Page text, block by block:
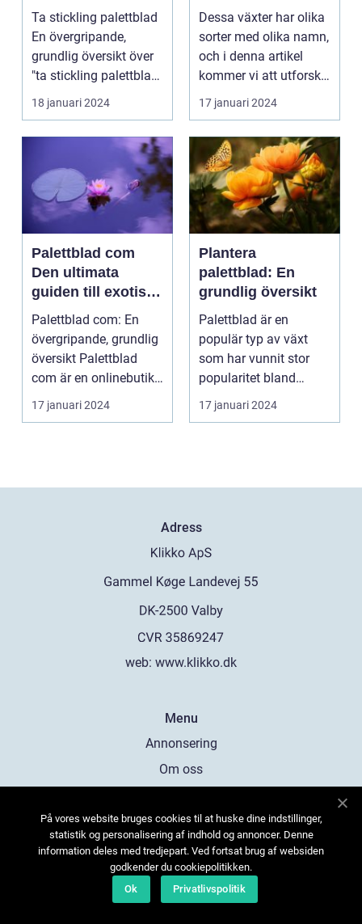
denna populära
växt
Ta stickling palettblad
En övergripande,
grundlig översikt över
"ta stickling palettblad"
...
18 januari 2024
färgglada blad och
dekorativa
utseende
Dessa växter har olika
sorter med olika namn,
och i denna artikel
kommer vi att utforska
olika palet...
17 januari 2024
Palettblad com
Den ultimata
guiden till exotiska
växter
Palettblad com: En
övergripande, grundlig
översikt Palettblad
com är en onlinebutik
och samlingspla...
17 januari 2024
Plantera
palettblad: En
grundlig översikt
Palettblad är en
populär typ av växt
som har vunnit stor
popularitet bland
trädgårdsälskare.
Denna a...
17 januari 2024
Adress
web: www.klikko.dk
Menu
Annonsering
Om oss
Kontakta oss
Sitemap
På vores website bruges cookies til at huske dine indstillinger,
statistik og personalisering af indhold og annoncer. Denne
information deles med tredjepart. Ved fortsat brug af websiden
godkender du cookiepolitikken.
Ok
Privatlivspolitik